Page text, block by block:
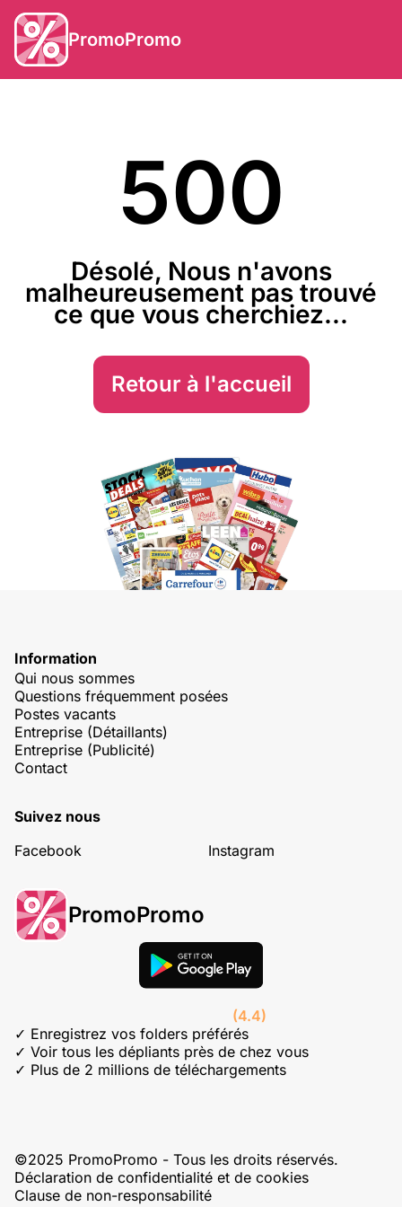
PromoPromo
500
Désolé, Nous n'avons
malheureusement pas trouvé
ce que vous cherchiez...
Retour à l'accueil
Information
Qui nous sommes
Questions fréquemment posées
Postes vacants
Entreprise (Détaillants)
Entreprise (Publicité)
Contact
Suivez nous
Facebook
Instagram
PromoPromo
(4.4)
✓ Enregistrez vos folders préférés
✓ Voir tous les dépliants près de chez vous
✓ Plus de 2 millions de téléchargements
©2025 PromoPromo - Tous les droits réservés.
Déclaration de confidentialité et de cookies
Clause de non-responsabilité